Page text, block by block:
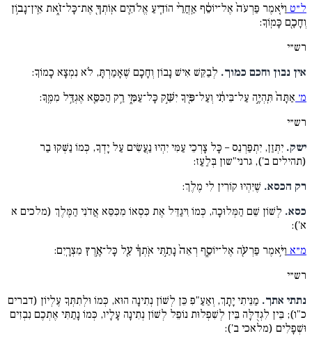
ל״ט וַיֹּ֤אמֶר פַּרְעֹה֙ אֶל־יוֹסֵ֔ף אַֽחֲרֵ֨י הוֹדִ֧יעַ אֱלֹהִ֛ים אֽוֹתְךָ֖ אֶת־כָּל־זֹ֑את אֵֽין־נָב֥וֹן
וְחָכָ֖ם כָּמֽוֹךָ:
רש״י
אין נבון וחכם כמוך. לְבַקֵּשׁ אִישׁ נָבוֹן וְחָכָם שֶׁאָמַרְתָּ, לֹא נִמְצָא כָמוֹךָ:
מ׳ אַתָּה֙ תִּֽהְיֶ֣ה עַל־בֵּיתִ֔י וְעַל־פִּ֖יךָ יִשַּׁ֣ק כָּל־עַמִּ֑י רַ֥ק הַכִּסֵּ֖א אֶגְדַּ֥ל מִמֶּֽךָּ:
רש״י
ישק. יִתְּזַן, יִתְפַּרְנֵס – כָּל צָרְכֵי עַמִּי יִהְיוּ נַעֲשִׂים עַל יָדְךָ, כְּמוֹ נַשְּׁקוּ בַר
(תהילים ב'), גרני"שון בְּלַעַז:
רק הכסא. שֶׁיִּהְיוּ קוֹרִין לִי מֶלֶךְ:
כסא. לְשׁוֹן שֵׁם הַמְּלוּכָה, כְּמוֹ וִיגַדֵּל אֶת כִּסְאוֹ מִכִּסֵּא אֲדֹנִי הַמֶּלֶךְ (מלכים א
א'):
מ״א וַיֹּ֥אמֶר פַּרְעֹ֖ה אֶל־יוֹסֵ֑ף רְאֵה֙ נָתַ֣תִּי אֹֽתְךָ֔ עַ֖ל כָּל־אֶ֥רֶץ מִצְרָֽיִם:
רש״י
נתתי אתך. מַנֵּיתִי יָתָךְ, וְאַעַ"פִּ כֵּן לְשׁוֹן נְתִינָה הוּא, כְּמוֹ וּלְתִתְּךָ עֶלְיוֹן (דברים
כ"ו); בֵּין לִגְדֻלָּה בֵּין לְשִׁפְלוּת נוֹפֵל לְשׁוֹן נְתִינָה עָלָיו, כְּמוֹ נָתַתִּי אֶתְכֶם נִבְזִים
וּשְׁפָלִים (מלאכי ב'):